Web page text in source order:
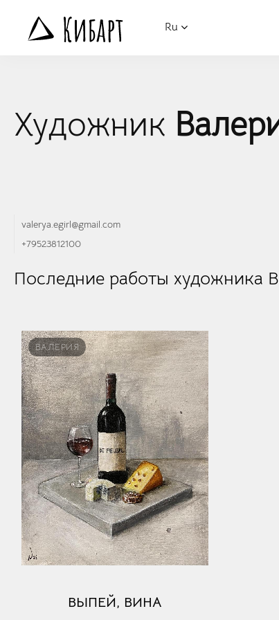
Ru
Художник
valerya.egirl@gmail.com
+79523812100
Последние работы художника
ВАЛЕРИЯ
ВЫПЕЙ, ВИНА